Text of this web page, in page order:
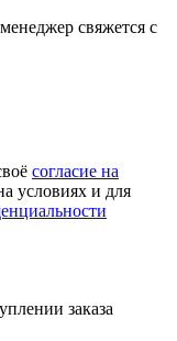
свяжется с
согласие на
условиях и для
заказа